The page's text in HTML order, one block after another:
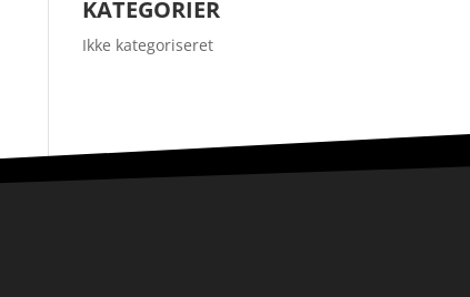
KATEGORIER
Ikke kategoriseret